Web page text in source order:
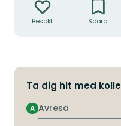
Besökt Spara
Ta dig hit med
Avresa
A